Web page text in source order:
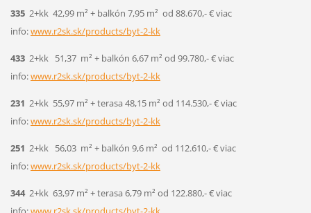
3352+kk 42,99 m² + balkón 7,95 m² od 88.670,- € viac
info:www.r2sk.sk/products/byt-2-kk
433 2+kk 51,37 m² + balkón 6,67 m² od 99.780,- € viac
info:www.r2sk.sk/products/byt-2-kk
231 2+kk 55,97 m² + terasa 48,15 m² od 114.530,- € viac
info:www.r2sk.sk/products/byt-2-kk
251 2+kk 56,03 m² + balkón 9,6 m² od 112.610,- € viac
info:www.r2sk.sk/products/byt-2-kk
344 2+kk 63,97 m² + terasa 6,79 m² od 122.880,- € viac